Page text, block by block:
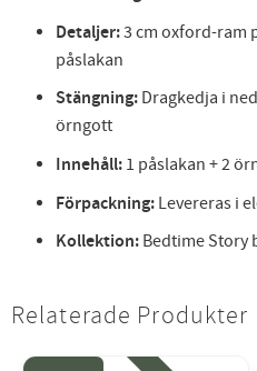
Detaljer:3 cm oxford-ram
påslakan
Stängning: Dragkedja i
örngott
Innehåll: 1 påslakan + 2
Förpackning: Levereras i
Kollektion: Bedtime Story
Relaterade Produkter